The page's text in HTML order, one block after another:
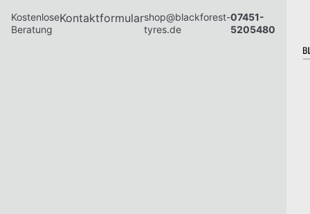
Kostenlose
Beratung
Kontaktformularshop@blackforest-
tyres.de
07451-
5205480